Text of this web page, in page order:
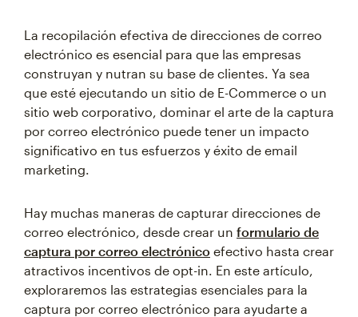
La recopilación efectiva de direcciones de correo
electrónico es esencial para que las empresas
construyan y nutran su base de clientes. Ya sea
que esté ejecutando un sitio de E-Commerce o un
sitio web corporativo, dominar el arte de la captura
por correo electrónico puede tener un impacto
significativo en tus esfuerzos y éxito de email
marketing.
Hay muchas maneras de capturar direcciones de
correo electrónico, desde crear un formulario de
captura por correo electrónico efectivo hasta crear
atractivos incentivos de opt-in. En este artículo,
exploraremos las estrategias esenciales para la
captura por correo electrónico para ayudarte a